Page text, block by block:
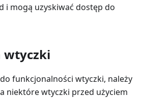
i mogą uzyskiwać dostęp do
wtyczki
funkcjonalności wtyczki, należy
niektóre wtyczki przed użyciem